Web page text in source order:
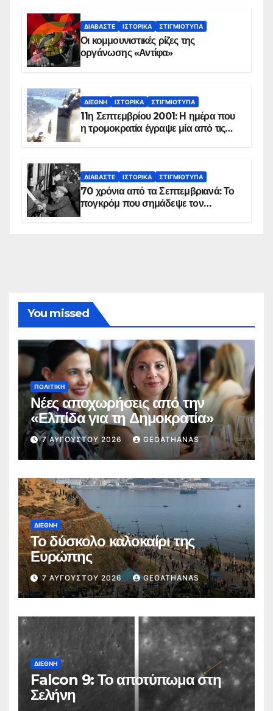
ΔΙΑΒΆΣΤΕ ΙΣΤΟΡΙΚΆ ΣΤΙΓΜΙΌΤΥΠΑ
Οι κομμουνιστικές ρίζες της
οργάνωσης «Αντίφα»
ΔΙΕΘΝΉ ΙΣΤΟΡΙΚΆ ΣΤΙΓΜΙΌΤΥΠΑ
11η Σεπτεμβρίου 2001: Η ημέρα που
η τρομοκρατία έγραψε μία από τις
ΔΙΑΒΆΣΤΕ ΙΣΤΟΡΙΚΆ ΣΤΙΓΜΙΌΤΥΠΑ
70 χρόνια από τα Σεπτεμβριανά: Το
πογκρόμ που σημάδεψε τον
You missed
ΠΟΛΙΤΙΚΉ
Νέες αποχωρήσεις από την
«Ελπίδα για τη Δημοκρατία»
7 ΑΥΓΟΎΣΤΟΥ 2026 GEOATHANAS
ΔΙΕΘΝΉ
Το δύσκολο καλοκαίρι της
Ευρώπης
7 ΑΥΓΟΎΣΤΟΥ 2026 GEOATHANAS
ΔΙΕΘΝΉ
Falcon 9: Το αποτύπωμα στη
Σελήνη